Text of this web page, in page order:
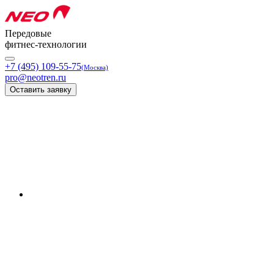
Передовые
фитнес-технологии
+7 (495) 109-55-75(Москва)
pro@neotren.ru
Оставить заявку